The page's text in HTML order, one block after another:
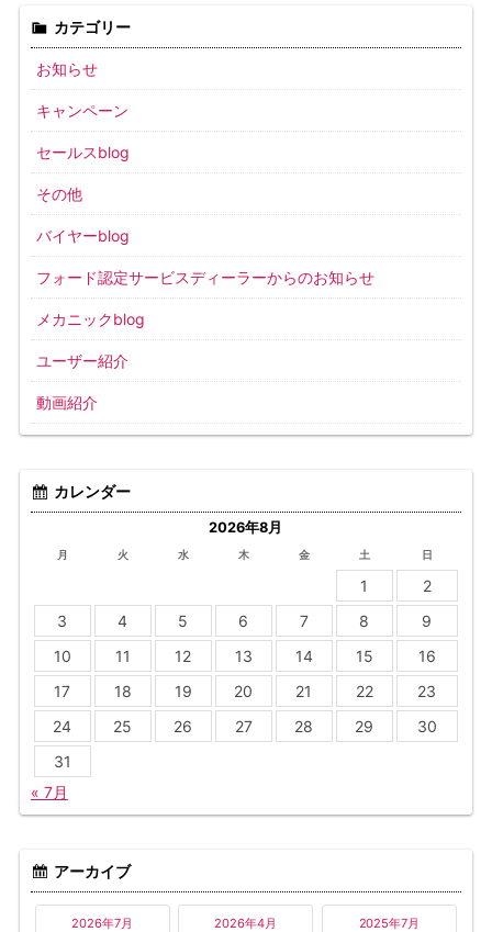
カテゴリー
お知らせ
キャンペーン
セールスblog
その他
バイヤーblog
フォード認定サービスディーラーからのお知らせ
メカニックblog
ユーザー紹介
動画紹介
カレンダー
2026年8月
月 火 水 木 金 土 日
1
2
3
4 5 6 7 8
9
10
11 12 13 14 15
16
17
18 19 20 21 22
23
24
25 26 27 28 29
30
31
« 7月
アーカイブ
2026年7月 2026年4月 2025年7月